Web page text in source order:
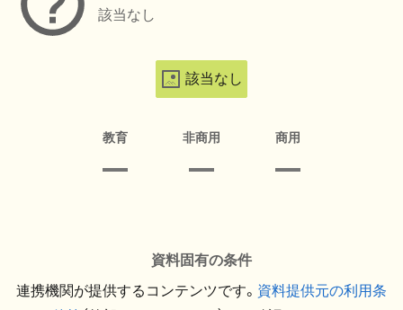
該当なし
該当なし
教育 非商用 商用
資料固有の条件
連携機関が提供するコンテンツです。 資料提供元の利用条